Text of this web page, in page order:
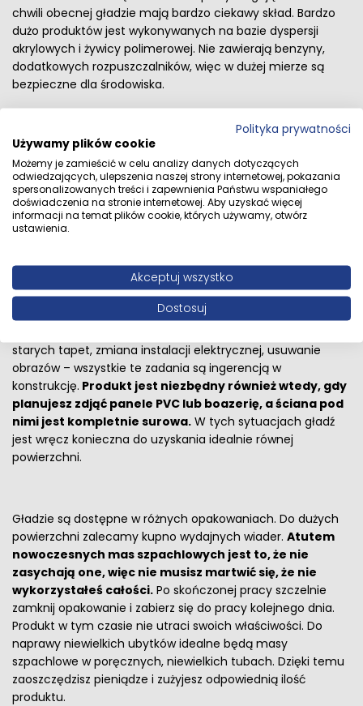
chwili obecnej gładzie mają bardzo ciekawy skład. Bardzo
dużo produktów jest wykonywanych na bazie dyspersji
akrylowych i żywicy polimerowej. Nie zawierają benzyny,
dodatkowych rozpuszczalników, więc w dużej mierze są
bezpieczne dla środowiska.
Grunt budowlany ma przyjemny, niedrażniący zapach.
Praca z tym produktem nie będzie miała wpływu na
samopoczucie. Atutem jest szybki czas schnięcia mas
szpachlowych. Dzięki temu nie musisz czekać wiele dni na
równanie powierzchni i malowanie. Remont skończysz
szybko i efektownie.
Grunt idealny do Twojego mieszkania
Jeśli planujesz remont swojego mieszkania, to z pewnością
starych tapet, zmiana instalacji elektrycznej, usuwanie
obrazów – wszystkie te zadania są ingerencją w
konstrukcję. Produkt jest niezbędny również wtedy, gdy
planujesz zdjąć panele PVC lub boazerię, a ściana pod
nimi jest kompletnie surowa. W tych sytuacjach gładź
jest wręcz konieczna do uzyskania idealnie równej
powierzchni.
Gładzie są dostępne w różnych opakowaniach. Do dużych
powierzchni zalecamy kupno wydajnych wiader. Atutem
nowoczesnych mas szpachlowych jest to, że nie
zasychają one, więc nie musisz martwić się, że nie
wykorzystałeś całości. Po skończonej pracy szczelnie
zamknij opakowanie i zabierz się do pracy kolejnego dnia.
Produkt w tym czasie nie utraci swoich właściwości. Do
naprawy niewielkich ubytków idealne będą masy
szpachlowe w poręcznych, niewielkich tubach. Dzięki temu
zaoszczędzisz pieniądze i zużyjesz odpowiednią ilość
produktu.
Polityka prywatności
Używamy plików cookie
Możemy je zamieścić w celu analizy danych dotyczących
odwiedzających, ulepszenia naszej strony internetowej, pokazania
spersonalizowanych treści i zapewnienia Państwu wspaniałego
doświadczenia na stronie internetowej. Aby uzyskać więcej
informacji na temat plików cookie, których używamy, otwórz
ustawienia.
Akceptuj wszystko
Dostosuj